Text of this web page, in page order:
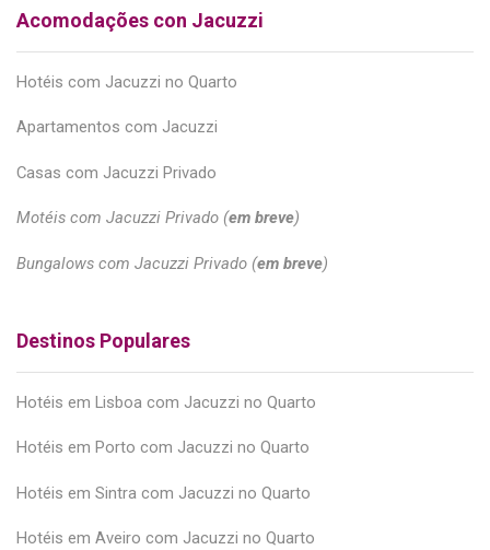
Acomodações con Jacuzzi
Hotéis com Jacuzzi no Quarto
Apartamentos com Jacuzzi
Casas com Jacuzzi Privado
Motéis com Jacuzzi Privado (em breve)
Bungalows com Jacuzzi Privado (em breve)
Destinos Populares
Hotéis em Lisboa com Jacuzzi no Quarto
Hotéis em Porto com Jacuzzi no Quarto
Hotéis em Sintra com Jacuzzi no Quarto
Hotéis em Aveiro com Jacuzzi no Quarto